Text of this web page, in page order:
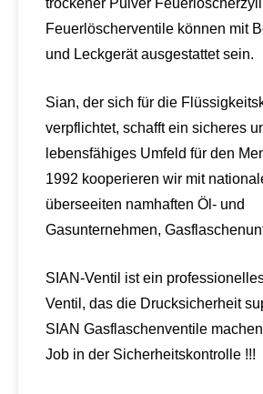
trockener Pulver
Feuerlöscherventile können mit
und Leckgerät ausgestattet sein.
Sian, der sich für die
verpflichtet, schafft ein sicheres
lebensfähiges Umfeld für den
1992 kooperieren wir mit
überseeiten namhaften Öl- und
Gasunternehmen,
SIAN-Ventil ist ein
Ventil, das die Drucksicherheit
SIAN Gasflaschenventile
Job in der Sicherheitskontrolle !!!